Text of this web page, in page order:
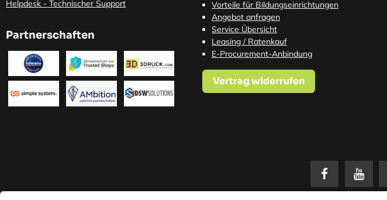
Helpdesk - Technischer Support
Partnerschaften
Vorteile für Bildungseinrichtungen
Angebot anfragen
Service Übersicht
Leasing / Ratenkauf
E-Procurement-Anbindung
Vertrag widerrufen